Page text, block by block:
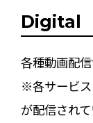
Digital
各種動画配
※各サービス
が配信され